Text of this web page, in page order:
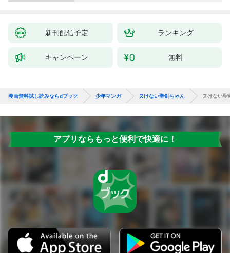
（１）
新刊配信予定 ランキング
キャンペーン 無料
漫画無料試し読みならdブック 少年マンガ ヌけない聖剣ちゃん ヌけない聖
アプリならもっと便利で快適に！